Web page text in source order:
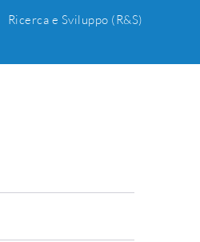
Ricerca e Sviluppo (R&S)